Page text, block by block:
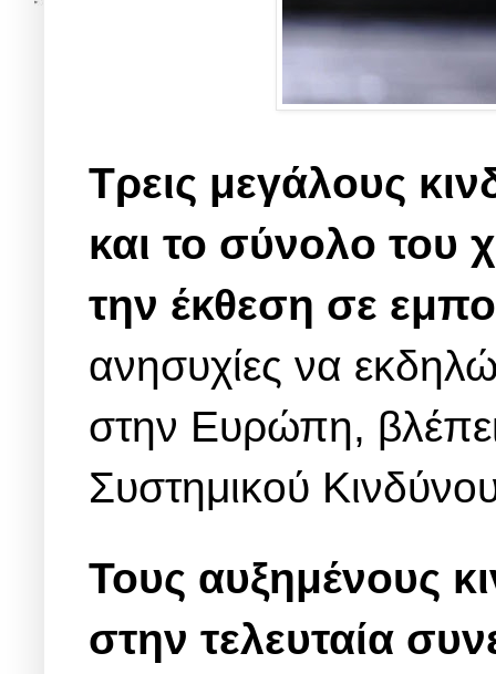
Τρεις μεγάλους
και το σύνολο του
την έκθεση σε
ανησυχίες να
στην Ευρώπη,
Συστημικού
Τους αυξημένους
στην τελευταία